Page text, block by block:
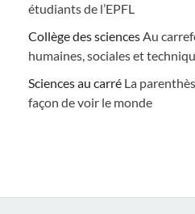
étudiants de l’EPFL
Collège des sciencesAu
humaines, sociales et
Sciences au carré La
façon de voir le monde